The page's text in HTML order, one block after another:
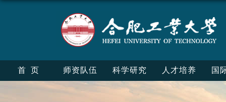
首页 师资队伍 科学研究 人才培养 国